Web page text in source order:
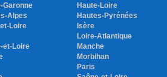
Garonne Haute-Loire
Alpes Hautes-Pyrénées
Loire Isère
Loire-Atlantique
et-Loire Manche
Morbihan
Paris